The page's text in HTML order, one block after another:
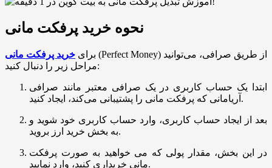
نحوه خرید پرفکت مانی
برای خرید پرفکت مانی
(Perfect Money) از طریق صرافی، می‌توانید
مراحل زیر را دنبال کنید:
ابتدا یک حساب کاربری در یک صرافی معتبر مانند صرافی
آریامانی که پرفکت مانی را پشتیبانی می‌کند، ایجاد کنید.
بعد از ایجاد حساب کاربری، وارد حساب کاربری خود شوید و
به بخش خرید ارز بروید.
در این بخش، مقدار پولی که می ‌خواهید به صورت پرفکت
مانی خریداری کنید، وارد نمایید.